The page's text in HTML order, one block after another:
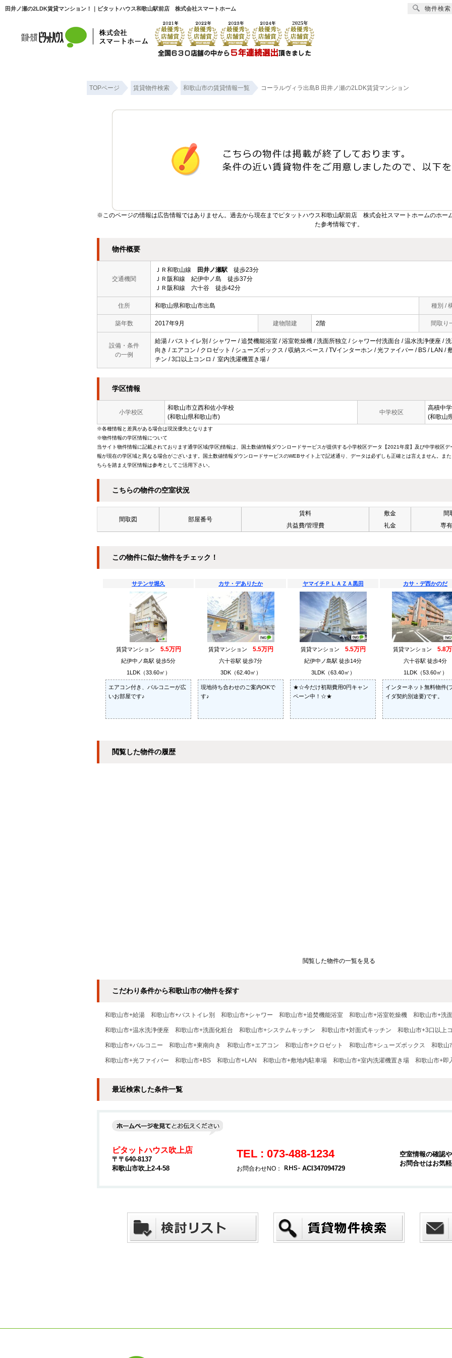
田井ノ瀬の2LDK賃貸マンション！｜ピタットハウス和歌山駅前店 株式会社スマートホーム
TOPページ 賃貸物件検索 和歌山市の賃貸情報一覧 コーラルヴィラ出島B 田井ノ瀬の2LDK賃貸マンション
※このページの情報は広告情報ではありません。過去から現在までピタットハウス和歌山駅前店 株式会社スマートホームのホー
た参考情報です。
物件概要
交通機関
ＪＲ和歌山線 田井ノ瀬駅 徒歩23分
ＪＲ阪和線 紀伊中ノ島 徒歩37分
ＪＲ阪和線 六十谷 徒歩42分
住所 和歌山県和歌山市出島 種別 /
築年数 2017年9月 建物階建 2階 間取り
設備・条件
の一例
給湯 / バストイレ別 / シャワー / 追焚機能浴室 / 浴室乾燥機 / 洗面所独立 / シャワー付洗面台 / 温水洗浄便座 /
向き / エアコン / クロゼット / シューズボックス / 収納スペース / TVインターホン / 光ファイバー / BS / LAN /
チン / 3口以上コンロ / 室内洗濯機置き場 /
学区情報
小学校区
和歌山市立西和佐小学校
(和歌山県和歌山市)
中学校区
高積中
(和歌山
※各種情報と差異がある場合は現況優先となります
※物件情報の学区情報について
当サイト物件情報に記載されております通学区域(学区)情報は、国土数値情報ダウンロードサービスが提供する小学校区データ【2021年度】及び中学校区
報が現在の学区域と異なる場合がございます。国土数値情報ダウンロードサービスのWEBサイト上で記述通り、データは必ずしも正確とは言えません。ま
ちらを踏まえ学区情報は参考としてご活用下さい。
こちらの物件の空室状況
間取図 部屋番号
賃料
共益費/管理費
敷金
礼金
間
専
この物件に似た物件をチェック！
サテンサ堀久
賃貸マンション 5.5万円
紀伊中ノ島駅 徒歩5分
1LDK（33.60㎡）
エアコン付き、バルコニーが広
いお部屋です♪
カサ・デありたか
賃貸マンション 5.5万円
六十谷駅 徒歩7分
3DK（62.40㎡）
現地待ち合わせのご案内OKで
す♪
ヤマイチＰＬＡＺＡ黒田
賃貸マンション 5.5万円
紀伊中ノ島駅 徒歩14分
3LDK（63.40㎡）
★☆今だけ初期費用0円キャン
ペーン中！☆★
カサ・デ西かのだ
賃貸マンション 5.8
六十谷駅 徒歩4分
1LDK（53.60㎡）
インターネット無料物件(
イダ契約別途要)です。
閲覧した物件の履歴
閲覧した物件の一覧を見る
こだわり条件から和歌山市の物件を探す
和歌山市+給湯 和歌山市+バストイレ別 和歌山市+シャワー 和歌山市+追焚機能浴室 和歌山市+浴室乾燥機 和歌山市+洗
和歌山市+温水洗浄便座 和歌山市+洗面化粧台 和歌山市+システムキッチン 和歌山市+対面式キッチン 和歌山市+3口以上
和歌山市+バルコニー 和歌山市+東南向き 和歌山市+エアコン 和歌山市+クロゼット 和歌山市+シューズボックス 和歌山
和歌山市+光ファイバー 和歌山市+BS 和歌山市+LAN 和歌山市+敷地内駐車場 和歌山市+室内洗濯機置き場 和歌山市+即
最近検索した条件一覧
ピタットハウス吹上店
〒〒640-8137
和歌山市吹上2-4-58
TEL : 073-488-1234
お問合わせNO： ACI347094729
空室情報の確認
お問合せはお気
物件検索